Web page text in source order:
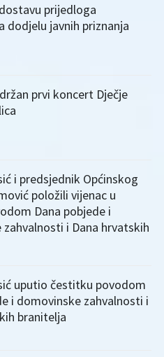
prijedloga
dodjelu javnih priznanja
prvi koncert Dječje
i predsjednik Općinskog
položili vijenac u
Dana pobjede i
i Dana hrvatskih
uputio čestitku povodom
i domovinske zahvalnosti i
branitelja